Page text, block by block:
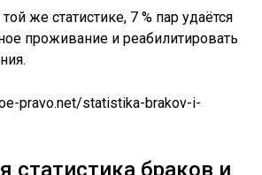
же статистике, 7 % пар удаётся
проживание и реабилитировать
pravo.net/statistika-brakov-i-
статистика браков и